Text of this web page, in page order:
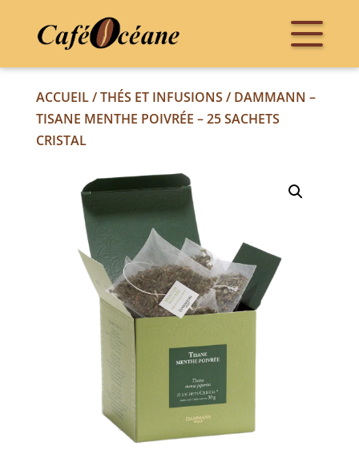
ACCUEIL/THÉS ET INFUSIONS / DAMMANN –
TISANE MENTHE POIVRÉE – 25 SACHETS
CRISTAL